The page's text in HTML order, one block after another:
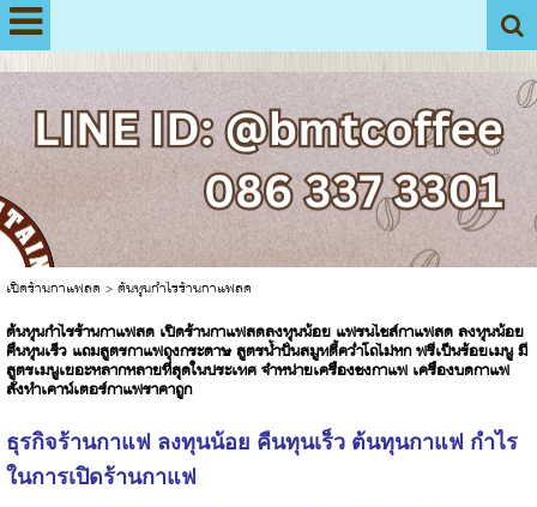
เปิดร้านกาแฟสด > ต้นทุนกำไรร้านกาแฟสด
ต้นทุนกำไรร้านกาแฟสด เปิดร้านกาแฟสดลงทุนน้อย แฟรนไชส์กาแฟสด ลงทุนน้อย
คืนทุนเร็ว แถมสูตรกาแฟถุงกระดาษ สูตรน้ำปั่นสมูทตี้คว่ำโถไม่หก ฟรีเป็นร้อยเมนู มี
สูตรเมนูเยอะหลากหลายที่สุดในประเทศ จำหน่ายเครื่องชงกาแฟ เครื่องบดกาแฟ
สั่งทำเคาน์เตอร์กาแฟราคาถูก
ธุรกิจร้านกาแฟ ลงทุนน้อย คืนทุนเร็ว ต้นทุนกาแฟ กำไร
ในการเปิดร้านกาแฟ